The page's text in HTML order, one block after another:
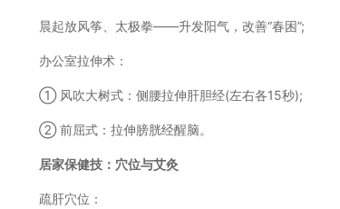
晨起放风筝、太极拳——升发阳气，改善“春困”;
办公室拉伸术：
① 风吹大树式：侧腰拉伸肝胆经(左右各15秒);
② 前屈式：拉伸膀胱经醒脑。
居家保健技：穴位与艾灸
疏肝穴位：